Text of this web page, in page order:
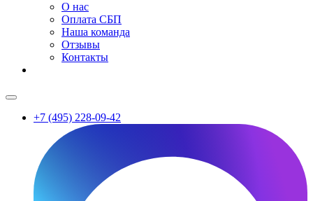
О нас
Оплата СБП
Наша команда
Отзывы
Контакты
+7 (495) 228-09-42